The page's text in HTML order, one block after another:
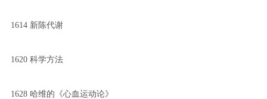
1614 新陈代谢
1620 科学方法
1628 哈维的《心血运动论》